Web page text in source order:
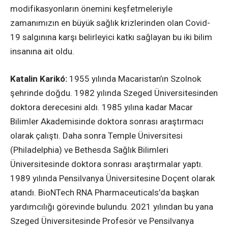
modifikasyonların önemini keşfetmeleriyle
zamanımızın en büyük sağlık krizlerinden olan Covid-
19 salgınına karşı belirleyici katkı sağlayan bu iki bilim
insanına ait oldu.
Katalin Karikó: 1955 yılında Macaristan’ın Szolnok
şehrinde doğdu. 1982 yılında Szeged Üniversitesinden
doktora derecesini aldı. 1985 yılına kadar Macar
Bilimler Akademisinde doktora sonrası araştırmacı
olarak çalıştı. Daha sonra Temple Üniversitesi
(Philadelphia) ve Bethesda Sağlık Bilimleri
Üniversitesinde doktora sonrası araştırmalar yaptı.
1989 yılında Pensilvanya Üniversitesine Doçent olarak
atandı. BioNTech RNA Pharmaceuticals’da başkan
yardımcılığı görevinde bulundu. 2021 yılından bu yana
Szeged Üniversitesinde Profesör ve Pensilvanya